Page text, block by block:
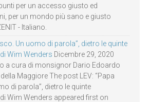
per un accesso giusto ed
per un mondo più sano e giusto
- Italiano.
Un uomo di parola”, dietro le quinte
Wim Wenders Dicembre 29, 2020
a cura di monsignor Dario Edoardo
Maggiore The post LEV: “Papa
di parola”, dietro le quinte
Wim Wenders appeared first on